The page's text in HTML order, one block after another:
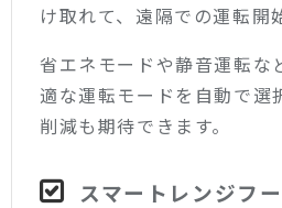
け取れて、遠隔での運転開
省エネモードや静音運転な
適な運転モードを自動で選
削減も期待できます。
スマートレンジフ